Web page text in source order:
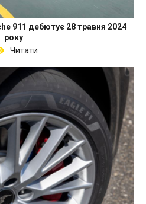
911 дебютує 28 травня 2024
року
Читати